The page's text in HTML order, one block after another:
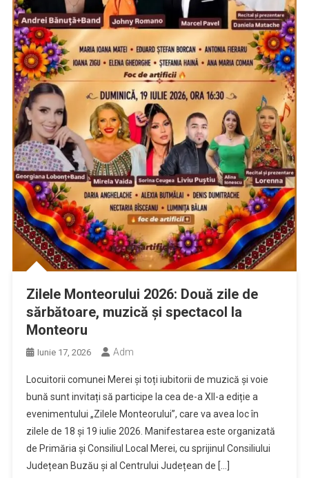
Zilele Monteorului 2026: Două zile de
sărbătoare, muzică și spectacol la
Monteoru
Iunie 17, 2026 Adm
Locuitorii comunei Merei și toți iubitorii de muzică și voie
bună sunt invitați să participe la cea de-a XII-a ediție a
evenimentului „Zilele Monteorului”, care va avea loc în
zilele de 18 și 19 iulie 2026. Manifestarea este organizată
de Primăria și Consiliul Local Merei, cu sprijinul Consiliului
Județean Buzău și al Centrului Județean de […]